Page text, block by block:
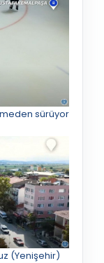
sürüyor
(Yenişehir)